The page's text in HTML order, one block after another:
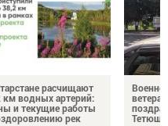
расчищают
км водных артерий:
и текущие работы
рек